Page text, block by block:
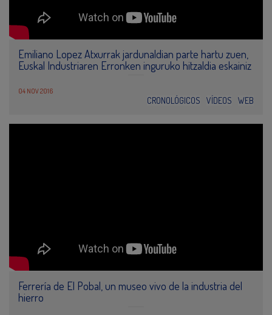
Emiliano Lopez Atxurrak jardunaldian parte hartu zuen,
Euskal Industriaren Erronken inguruko hitzaldia eskainiz
04 NOV 2016
CRONOLÓGICOS VÍDEOS WEB
Ferrería de El Pobal, un museo vivo de la industria del
hierro